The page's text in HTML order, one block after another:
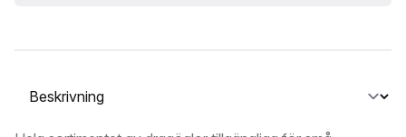
Välj en flik